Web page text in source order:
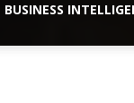
BUSINESS